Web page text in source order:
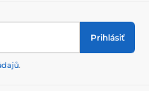
Prihlásiť
.